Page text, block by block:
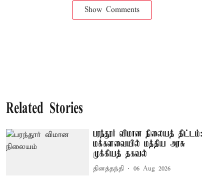
Show Comments
Related Stories
பரந்தூர் விமான நிலையத் திட்டம்:
மக்களவையில் மத்திய அரசு
முக்கியத் தகவல்
தினத்தந்தி 06 Aug 2026